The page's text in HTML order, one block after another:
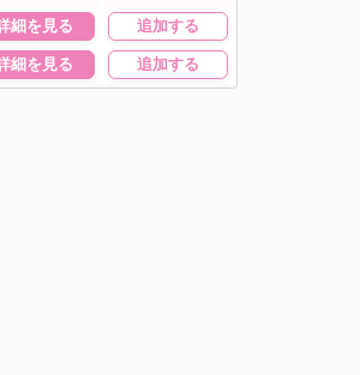
細を見る 追加する
細を見る 追加する